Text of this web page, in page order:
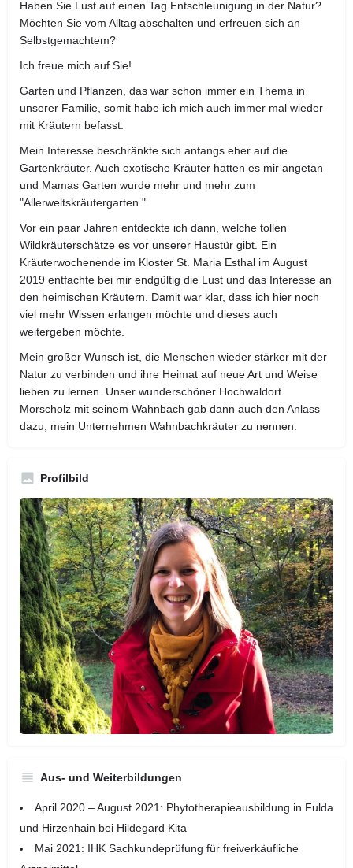
Haben Sie Lust auf einen Tag Entschleunigung in der Natur?
Möchten Sie vom Alltag abschalten und erfreuen sich an
Selbstgemachtem?
Ich freue mich auf Sie!
Garten und Pflanzen, das war schon immer ein Thema in
unserer Familie, somit habe ich mich auch immer mal wieder
mit Kräutern befasst.
Mein Interesse beschränkte sich anfangs eher auf die
Gartenkräuter. Auch exotische Kräuter hatten es mir angetan
und Mamas Garten wurde mehr und mehr zum
"Allerweltskräutergarten."
Vor ein paar Jahren entdeckte ich dann, welche tollen
Wildkräuterschätze es vor unserer Haustür gibt. Ein
Kräuterwochenende im Kloster St. Maria Esthal im August
2019 entfachte bei mir endgültig die Lust und das Interesse an
den heimischen Kräutern. Damit war klar, dass ich hier noch
viel mehr Wissen erlangen möchte und dieses auch
weitergeben möchte.
Mein großer Wunsch ist, die Menschen wieder stärker mit der
Natur zu verbinden und ihre Heimat auf neue Art und Weise
lieben zu lernen. Unser wunderschöner Hochwaldort
Morscholz mit seinem Wahnbach gab dann auch den Anlass
dazu, mein Unternehmen Wahnbachkräuter zu nennen.
Profilbild
Aus- und Weiterbildungen
April 2020 – August 2021: Phytotherapieausbildung in Fulda
und Hirzenhain bei Hildegard Kita
Mai 2021: IHK Sachkundeprüfung für freiverkäufliche